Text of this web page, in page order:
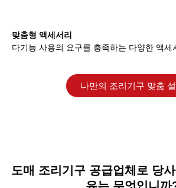
맞춤형 액세서리
다기능 사용의 요구를 충족하는 다양한 액세
나만의 조리기구 맞춤
도매 조리기구 공급업체로 당